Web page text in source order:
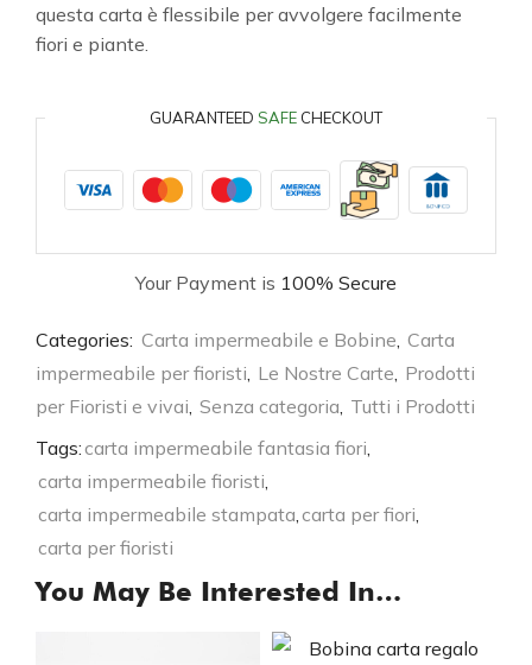
questa carta è flessibile per avvolgere facilmente
fiori e piante.
GUARANTEED SAFE CHECKOUT
Your Payment is 100% Secure
Categories: Carta impermeabile e Bobine, Carta
impermeabile per fioristi, Le Nostre Carte, Prodotti
per Fioristi e vivai, Senza categoria, Tutti i Prodotti
Tags:carta impermeabile fantasia fiori,
carta impermeabile fioristi,
carta impermeabile stampata,carta per fiori,
carta per fioristi
You May Be Interested In…